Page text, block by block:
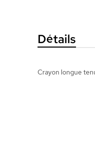
d’imagesDétails
Crayon longue